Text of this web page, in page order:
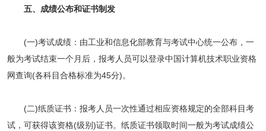
五、成绩公布和证书制发
(一)考试成绩：由工业和信息化部教育与考试中心统一公布，一
般为考试结束一个月后，报考人员可以登录中国计算机技术职业资格
网查询(各科目合格标准为45分)。
(二)纸质证书：报考人员一次性通过相应资格规定的全部科目考
试，可获得该资格(级别)证书。纸质证书领取时间一般为考试成绩公